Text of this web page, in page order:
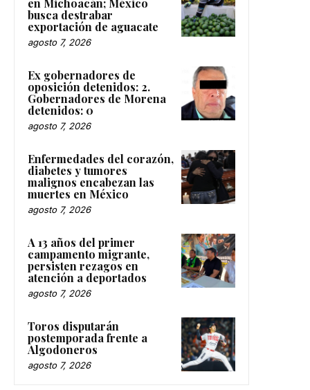
en Michoacán; México
busca destrabar
exportación de aguacate
agosto 7, 2026
Ex gobernadores de
oposición detenidos: 2.
Gobernadores de Morena
detenidos: 0
agosto 7, 2026
Enfermedades del corazón,
diabetes y tumores
malignos encabezan las
muertes en México
agosto 7, 2026
A 13 años del primer
campamento migrante,
persisten rezagos en
atención a deportados
agosto 7, 2026
Toros disputarán
postemporada frente a
Algodoneros
agosto 7, 2026